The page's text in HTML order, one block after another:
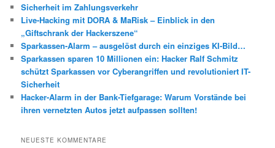
n
Sicherheit im Zahlungsverkehr
Live-Hacking mit DORA & MaRisk – Einblick in den
„Giftschrank der Hackerszene“
Sparkassen-Alarm – ausgelöst durch ein einziges KI-Bild…
Sparkassen sparen 10 Millionen ein: Hacker Ralf Schmitz
schützt Sparkassen vor Cyberangriffen und revolutioniert IT-
Sicherheit
Hacker-Alarm in der Bank-Tiefgarage: Warum Vorstände bei
ihren vernetzten Autos jetzt aufpassen sollten!
NEUESTE KOMMENTARE